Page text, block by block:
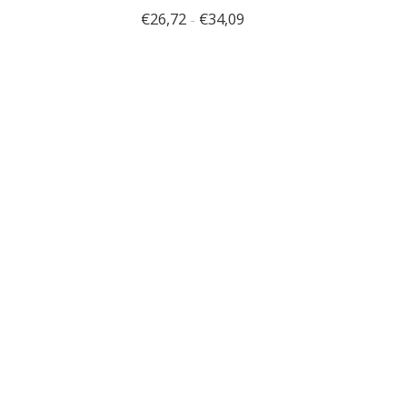
€26,72 - €34,09